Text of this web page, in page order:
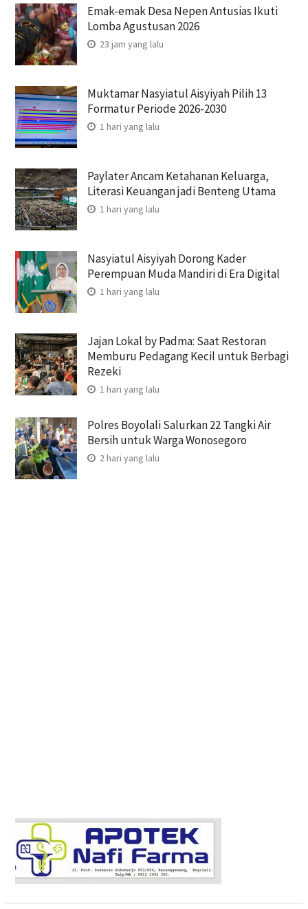
Emak-emak Desa Nepen Antusias Ikuti
Lomba Agustusan 2026
23 jam yang lalu
Muktamar Nasyiatul Aisyiyah Pilih 13
Formatur Periode 2026-2030
1 hari yang lalu
Paylater Ancam Ketahanan Keluarga,
Literasi Keuangan jadi Benteng Utama
1 hari yang lalu
Nasyiatul Aisyiyah Dorong Kader
Perempuan Muda Mandiri di Era Digital
1 hari yang lalu
Jajan Lokal by Padma: Saat Restoran
Memburu Pedagang Kecil untuk Berbagi
Rezeki
1 hari yang lalu
Polres Boyolali Salurkan 22 Tangki Air
Bersih untuk Warga Wonosegoro
2 hari yang lalu